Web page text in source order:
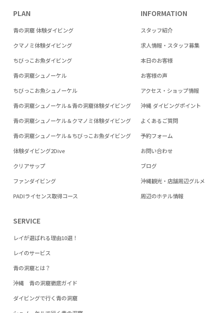
PLAN
青の洞窟 体験ダイビング
クマノミ体験ダイビング
ちびっこお魚ダイビング
青の洞窟シュノーケル
ちびっこお魚シュノーケル
青の洞窟シュノーケル＆青の洞窟体験ダイビング
青の洞窟シュノーケル＆クマノミ体験ダイビング
青の洞窟シュノーケル＆ちびっこお魚ダイビング
体験ダイビング2Dive
クリアサップ
ファンダイビング
PADIライセンス取得コース
SERVICE
レイが選ばれる理由10選！
レイのサービス
青の洞窟とは？
沖縄 青の洞窟徹底ガイド
ダイビングで行く青の洞窟
INFORMATION
スタッフ紹介
求人情報・スタッフ募集
本日のお客様
お客様の声
アクセス・ショップ情報
沖縄 ダイビングポイント
よくあるご質問
予約フォーム
お問い合わせ
ブログ
沖縄観光・店舗周辺グルメ
周辺のホテル情報